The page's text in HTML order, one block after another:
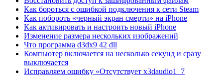
Как бороться с ошибкой подключения к сети Steam
Как побороть «черный экран смерти» на iPhone
Как активировать и настроить новый iPhone
Изменение размера нескольких изображений
Что программа d3dx9 42 dll
Компьютер включается на несколько секунд и сразу
выключается
Исправляем ошибку «Отсутствует x3daudio1_7